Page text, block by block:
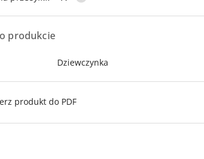
produkcie
Dziewczynka
produkt do PDF